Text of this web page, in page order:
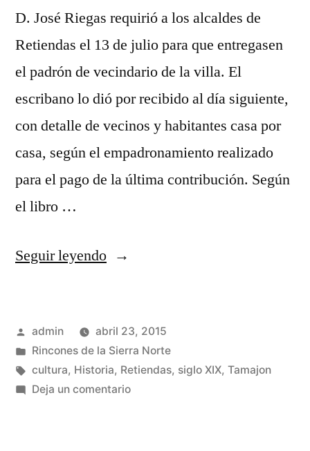
D. José Riegas requirió a los alcaldes de
Retiendas el 13 de julio para que entregasen
el padrón de vecindario de la villa. El
escribano lo dió por recibido al día siguiente,
con detalle de vecinos y habitantes casa por
casa, según el empadronamiento realizado
para el pago de la última contribución. Según
el libro …
Seguir leyendo«Retiendas
padrón
de
habitantes
Publicado
por
admin
abril 23, 2015
Publicado
en
Rincones de la Sierra Norte
Etiquetas:
cultura, Historia, Retiendas, siglo XIX, Tamajon
Deja un comentarioen